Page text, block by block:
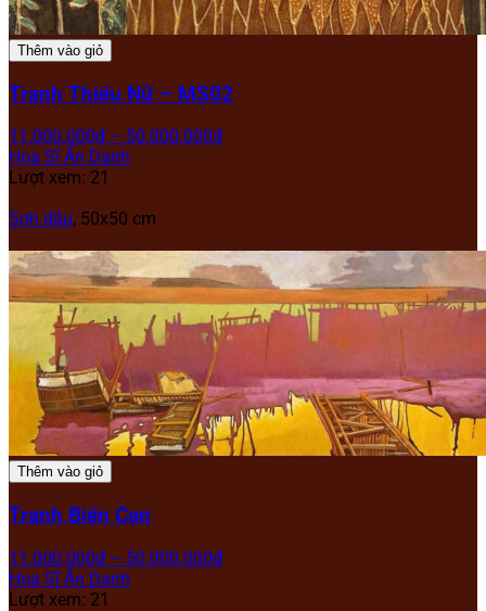
Thêm vào giỏ
Tranh Thiếu Nữ – MS02
11.000.000₫ – 50.000.000₫
Họa Sĩ Ẩn Danh
Lượt xem: 21
Sơn dầu, 50x50 cm
Thêm vào giỏ
Tranh Biển Cạn
11.000.000₫ – 50.000.000₫
Họa Sĩ Ẩn Danh
Lượt xem: 21